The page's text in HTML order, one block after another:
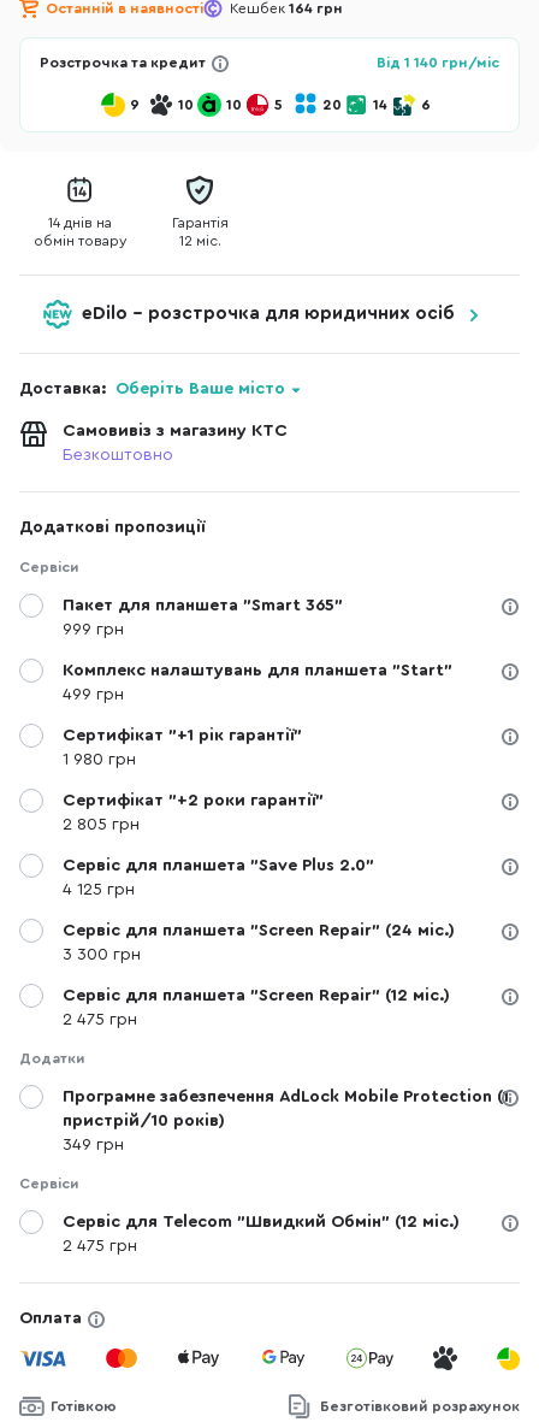
Останній в наявності Кешбек 164 грн
Розстрочка та кредит Від 1 140 грн/міс
9 10 10 5 20 14 6
14 днів на
обмін товару
Гарантія
12 міс.
eDilo - розстрочка для юридичних осіб
Доставка: Оберіть Ваше місто
Самовивіз з магазину КТС
Безкоштовно
Додаткові пропозиції
Сервіси
Пакет для планшета "Smart 365"
999 грн
Комплекс налаштувань для планшета "Start"
499 грн
Сертифікат "+1 рік гарантії"
1 980 грн
Сертифікат "+2 роки гарантії"
2 805 грн
Сервіс для планшета "Save Plus 2.0"
4 125 грн
Сервіс для планшета "Screen Repair" (24 міс.)
3 300 грн
Сервіс для планшета "Screen Repair" (12 міс.)
2 475 грн
Додатки
Програмне забезпечення AdLock Mobile Protection (1
пристрій/10 років)
349 грн
Сервіси
Сервіс для Telecom "Швидкий Обмін" (12 міс.)
2 475 грн
Оплата
Готівкою Безготівковий розрахунок